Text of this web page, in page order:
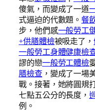
傻氣，而變成了一道
式逼迫的代數題。餐
步，他們感一般勞工
+供膳體檢被吸走了，
一般勞工身體健康檢
謬的戀一般勞工體檢
膳檢查，變成了一場
戰。接著，她將圓規
七點五公分的長度，
例。